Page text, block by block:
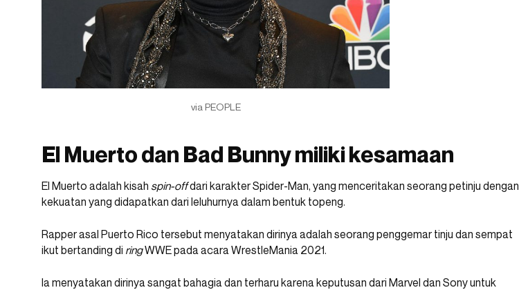
via PEOPLE
El Muerto dan Bad Bunny miliki kesamaan
El Muerto adalah kisah spin-offdari karakter Spider-Man, yang menceritakan seorang petinju dengan
kekuatan yang didapatkan dari leluhurnya dalam bentuk topeng.
Rapper asal Puerto Rico tersebut menyatakan dirinya adalah seorang penggemar tinju dan sempat
ikut bertanding di ringWWE pada acara WrestleMania 2021.
Ia menyatakan dirinya sangat bahagia dan terharu karena keputusan dari Marvel dan Sony untuk